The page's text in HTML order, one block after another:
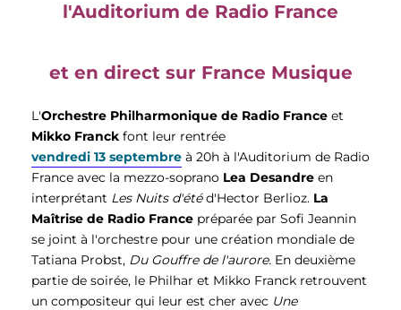
l'Auditorium de Radio France
et en direct sur France Musique
L'Orchestre Philharmonique de Radio France et
Mikko Franck font leur rentrée
vendredi 13 septembre à 20h à l'Auditorium de Radio
France avec la mezzo-soprano Lea Desandre en
interprétant Les Nuits d'étéd'Hector Berlioz. La
Maîtrise de Radio France préparée par Sofi Jeannin
se joint à l'orchestre pour une création mondiale de
Tatiana Probst, Du Gouffre de l'aurore. En deuxième
partie de soirée, le Philhar et Mikko Franck retrouvent
un compositeur qui leur est cher avec Une